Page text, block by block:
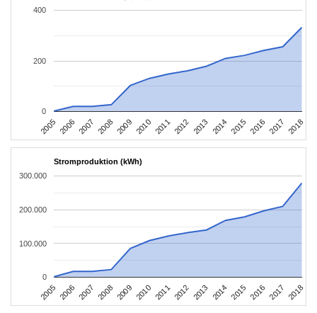
2005 2006 2007 2008 2009 2010 2011 2012 2013 2014 2015 2016 2017 2018
0
200
400
Stromproduktion (kWh)
2005 2006 2007 2008 2009 2010 2011 2012 2013 2014 2015 2016 2017 2018
0
100.000
200.000
300.000